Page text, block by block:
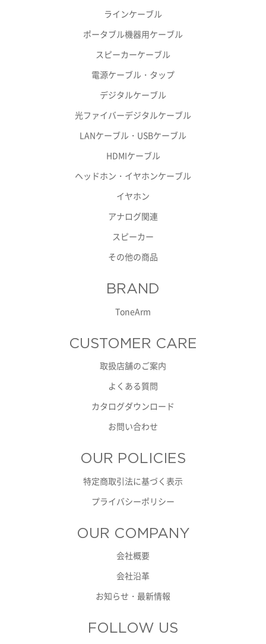
ラインケーブル
ポータブル機器用ケーブル
スピーカーケーブル
電源ケーブル・タップ
デジタルケーブル
光ファイバーデジタルケーブル
LANケーブル・USBケーブル
HDMIケーブル
ヘッドホン・イヤホンケーブル
イヤホン
アナログ関連
スピーカー
その他の商品
BRAND
ToneArm
CUSTOMER CARE
取扱店舗のご案内
よくある質問
カタログダウンロード
お問い合わせ
OUR POLICIES
特定商取引法に基づく表示
プライバシーポリシー
OUR COMPANY
会社概要
会社沿革
お知らせ・最新情報
FOLLOW US